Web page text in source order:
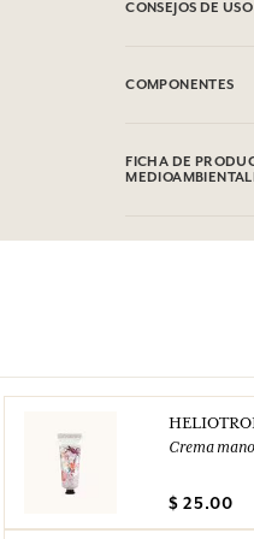
CONSEJOS DE USO
COMPONENTES
Coumarin,
Citral. Esta lista
FICHA DE
Por favor,
Crema
$ 25.00